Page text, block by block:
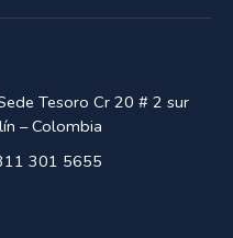
Tesoro Cr 20 # 2 sur
– Colombia
301 5655